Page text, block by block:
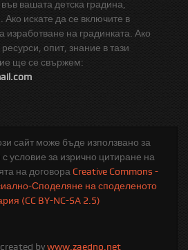
вашата детска градина,
искате да се включите в
на градинката. Ако
опит, знание в тази
ще се свържем:
сайт може бъде използвано за
условие за изрично цитиране на
на договора Creative Commons -
Споделяне на споделеното
(CC BY-NC-SA 2.5)
bywww.zaedno.net